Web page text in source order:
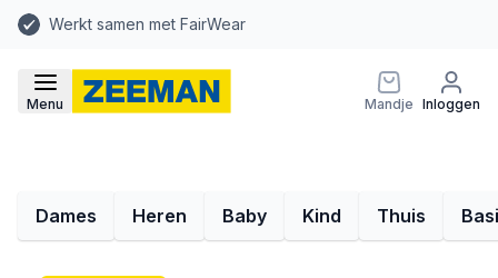
Werkt samen met FairWear
Menu Mandje Inloggen
Dames Heren Baby Kind Thuis